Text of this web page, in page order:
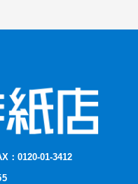
：0120-01-3412